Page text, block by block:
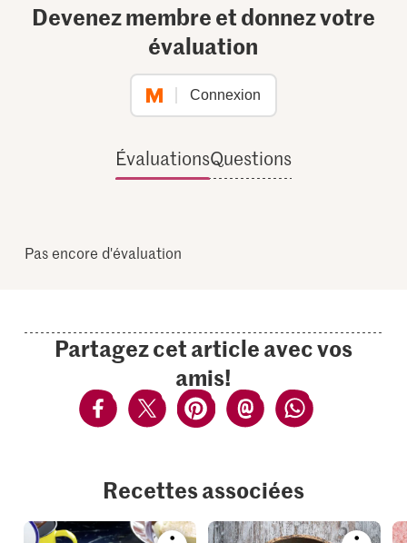
Devenez membre et donnez votre
évaluation
Connexion
ÉvaluationsQuestions
Pas encore d'évaluation
Partagez cet article avec vos
amis!
Recettes associées